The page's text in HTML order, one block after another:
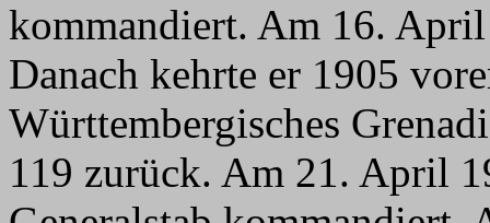
kommandiert. Am 16.
Danach kehrte er 1905
Württembergisches
119 zurück. Am 21. April